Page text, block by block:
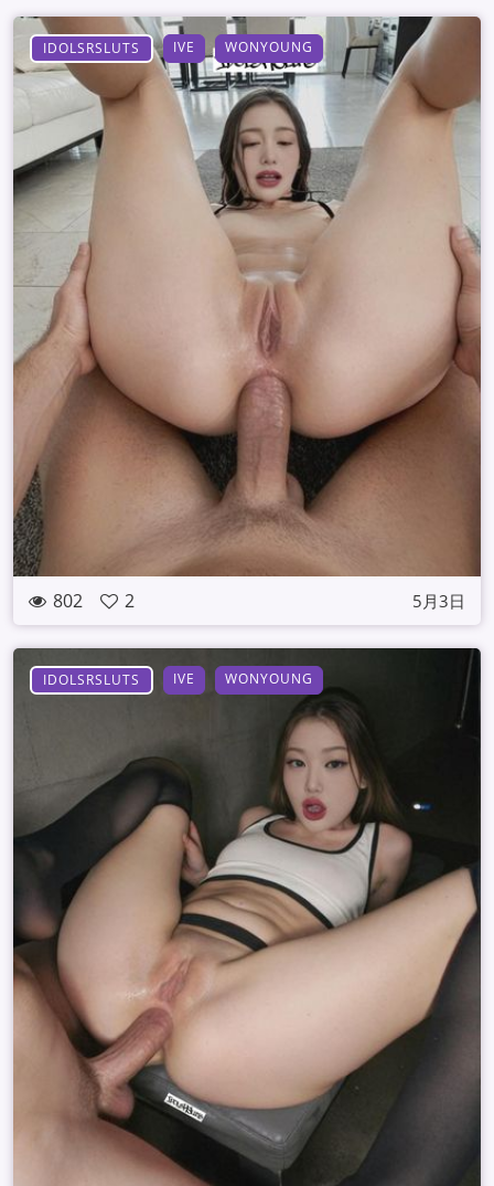
IDOLSRSLUTS IVE WONYOUNG
802 2 5月3日
IDOLSRSLUTS IVE WONYOUNG